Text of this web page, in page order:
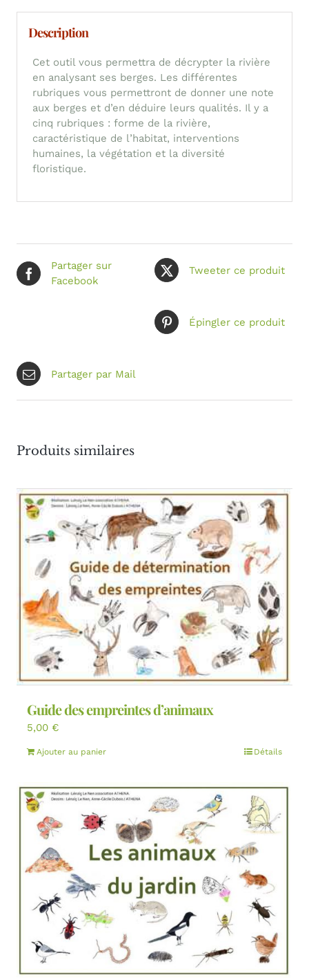
Description
Cet outil vous permettra de décrypter la rivière
en analysant ses berges. Les différentes
rubriques vous permettront de donner une note
aux berges et d’en déduire leurs qualités. Il y a
cinq rubriques : forme de la rivière,
caractéristique de l’habitat, interventions
humaines, la végétation et la diversité
floristique.
Partager sur
Facebook
Tweeter ce produit
Épingler ce produit
Partager par Mail
Produits similaires
Guide des empreintes d’animaux
5,00 €
Ajouter au panier Détails